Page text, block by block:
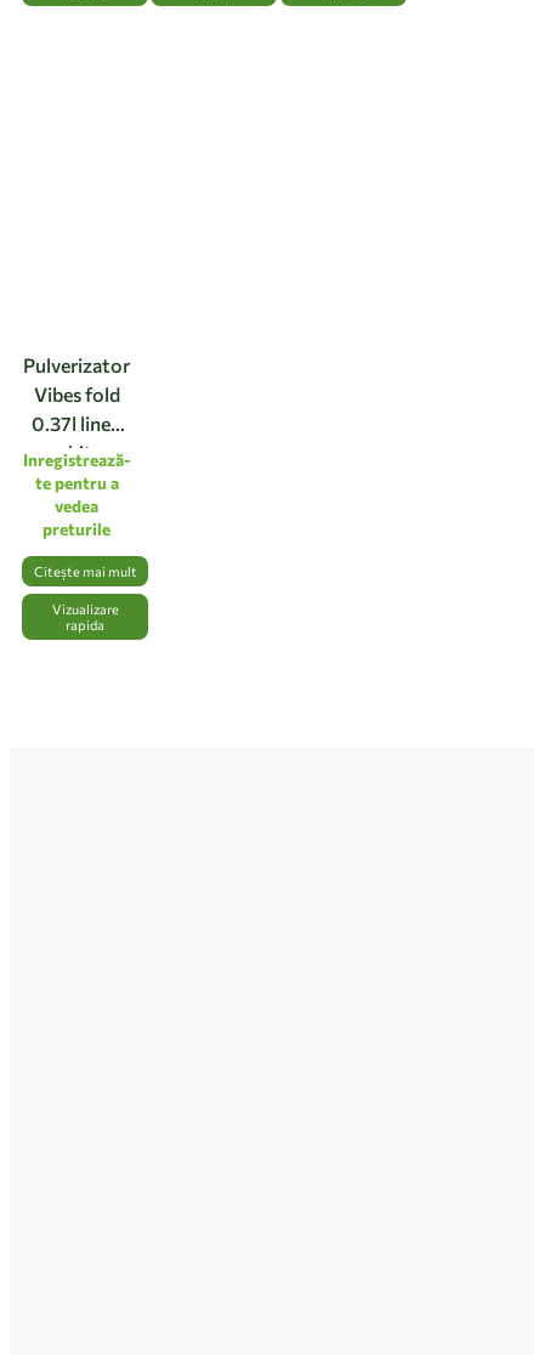
Pulverizator
Vibes fold
0.37l linen
white
Inregistrează-
te pentru a
vedea
preturile
Citește mai mult
Vizualizare
rapida